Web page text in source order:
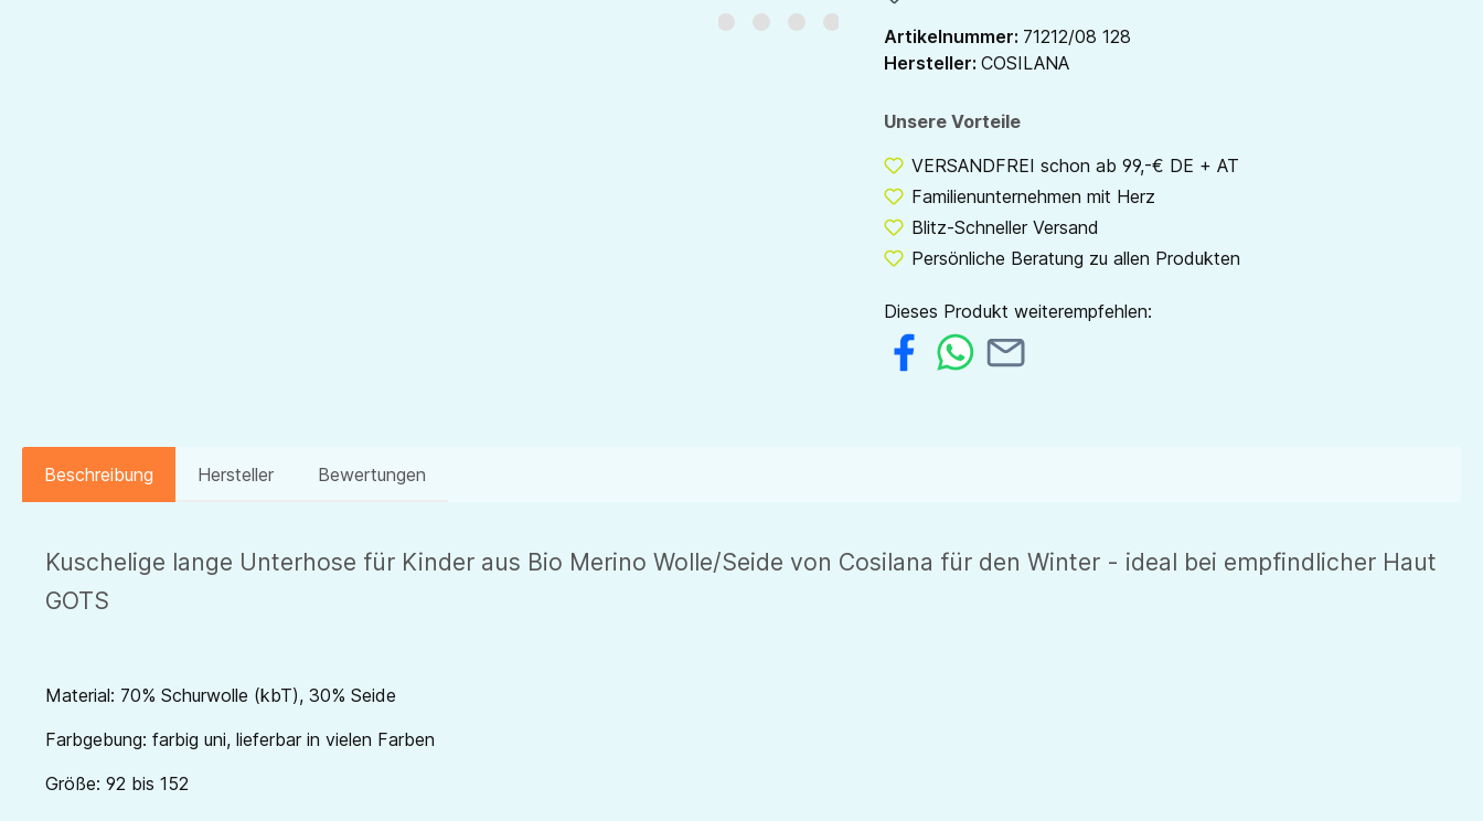
Artikelnummer: 71212/08 128
Hersteller: COSILANA
Unsere Vorteile
VERSANDFREI schon ab 99,-€ DE + AT
Familienunternehmen mit Herz
Blitz-Schneller Versand
Persönliche Beratung zu allen Produkten
Dieses Produkt weiterempfehlen:
Beschreibung Hersteller Bewertungen
Kuschelige lange Unterhose für Kinder aus Bio Merino Wolle/Seide von Cosilana für den Winter - ideal bei empfindlicher Haut
GOTS
Material: 70% Schurwolle (kbT), 30% Seide
Farbgebung: farbig uni, lieferbar in vielen Farben
Größe: 92 bis 152